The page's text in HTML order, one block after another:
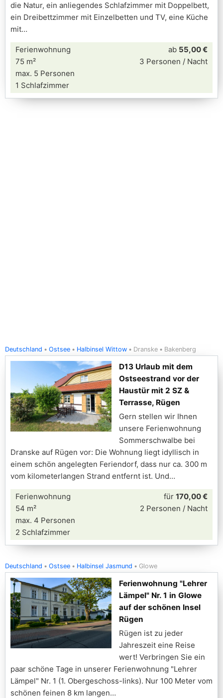
die Natur, ein anliegendes Schlafzimmer mit Doppelbett,
ein Dreibettzimmer mit Einzelbetten und TV, eine Küche
mit
Ferienwohnung
75 m²
max. 5 Personen
1 Schlafzimmer
ab 55,00 €
3 Personen / Nacht
Deutschland Ostsee Halbinsel Wittow Dranske Bakenberg
D13 Urlaub mit dem
Ostseestrand vor der
Haustür mit 2 SZ &
Terrasse, Rügen
Gern stellen wir Ihnen
unsere Ferienwohnung
Sommerschwalbe bei
Dranske auf Rügen vor: Die Wohnung liegt idyllisch in
einem schön angelegten Feriendorf, dass nur ca. 300 m
vom kilometerlangen Strand entfernt ist. Und
Ferienwohnung
54 m²
max. 4 Personen
2 Schlafzimmer
für 170,00 €
2 Personen / Nacht
Deutschland Ostsee Halbinsel Jasmund Glowe
Ferienwohnung "Lehrer
Lämpel" Nr. 1 in Glowe
auf der schönen Insel
Rügen
Rügen ist zu jeder
Jahreszeit eine Reise
wert! Verbringen Sie ein
paar schöne Tage in unserer Ferienwohnung "Lehrer
Lämpel" Nr. 1 (1. Obergeschoss-links). Nur 100 Meter vom
schönen feinen 8 km langen